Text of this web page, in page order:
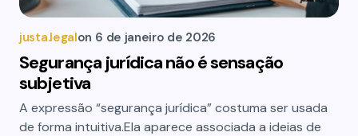
justa.legalon 6 de janeiro de 2026
Segurança jurídica não é sensação
subjetiva
A expressão “segurança jurídica” costuma ser usada
de forma intuitiva.Ela aparece associada a ideias de